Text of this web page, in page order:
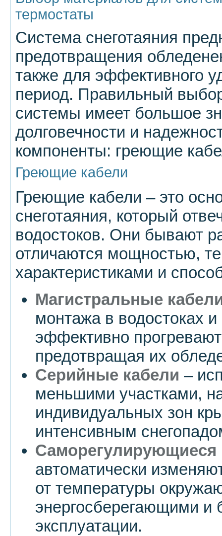
термостаты
Система снеготаяния
предотвращения
также для эффективного
период. Правильный
системы имеет большое
долговечности и
компоненты: греющие
Греющие кабели
Греющие кабели – это
снеготаяния, который
водостоков. Они бывают
отличаются мощностью,
характеристиками и
Магистральные
монтажа в водостоках
эффективно
предотвращая их
Серийные кабели –
меньшими участками,
индивидуальных зон
интенсивным
Саморегулирующиеся
автоматически
от температуры
энергосберегающими и
эксплуатации.